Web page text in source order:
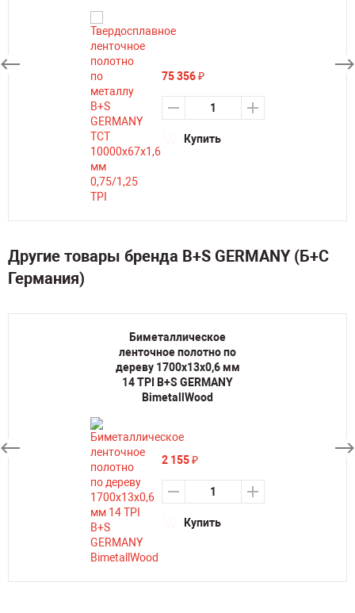
75 356₽
Купить
Другие товары бренда B+S GERMANY (Б+С
Германия)
Биметаллическое
ленточное полотно по
дереву 1700х13х0,6 мм
14 TPI B+S GERMANY
BimetallWood
2 155₽
Купить